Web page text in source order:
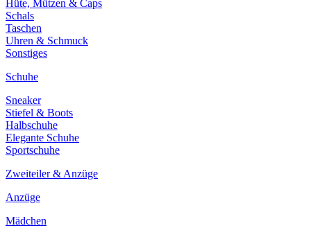
Hüte, Mützen & Caps
Schals
Taschen
Uhren & Schmuck
Sonstiges
Schuhe
Sneaker
Stiefel & Boots
Halbschuhe
Elegante Schuhe
Sportschuhe
Zweiteiler & Anzüge
Anzüge
Mädchen